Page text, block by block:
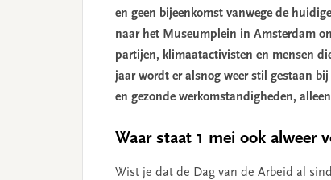
en geen bijeenkomst vanwege de
naar het Museumplein in Amsterdam
partijen, klimaatactivisten en mensen
jaar wordt er alsnog weer stil gestaan
en gezonde werkomstandigheden,
Waar staat 1 mei ook alweer
Wist je dat de Dag van de Arbeid al